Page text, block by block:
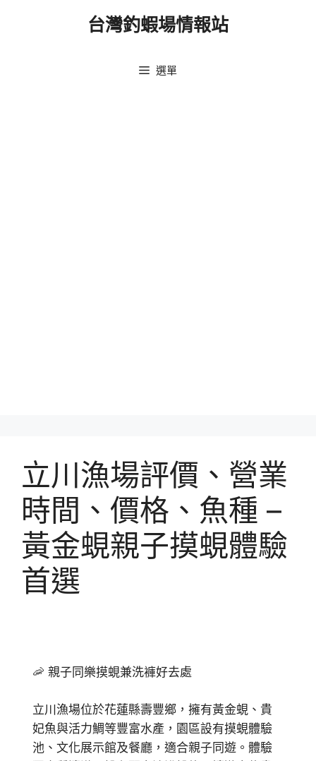
台灣釣蝦場情報站
選單
立川漁場評價、營業
時間、價格、魚種 –
黃金蜆親子摸蜆體驗
首選
🦐 親子同樂摸蜆兼洗褲好去處
立川漁場位於花蓮縣壽豐鄉，擁有黃金蜆、貴
妃魚與活力鯛等豐富水產，園區設有摸蜆體驗
池、文化展示館及餐廳，適合親子同遊。體驗